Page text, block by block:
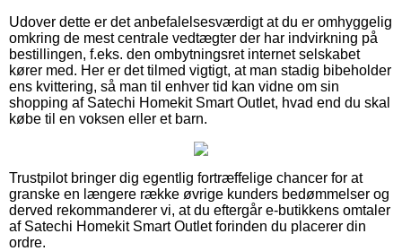
Udover dette er det anbefalelsesværdigt at du er omhyggelig
omkring de mest centrale vedtægter der har indvirkning på
bestillingen, f.eks. den ombytningsret internet selskabet
kører med. Her er det tilmed vigtigt, at man stadig bibeholder
ens kvittering, så man til enhver tid kan vidne om sin
shopping af Satechi Homekit Smart Outlet, hvad end du skal
købe til en voksen eller et barn.
Trustpilot bringer dig egentlig fortræffelige chancer for at
granske en længere række øvrige kunders bedømmelser og
derved rekommanderer vi, at du eftergår e-butikkens omtaler
af Satechi Homekit Smart Outlet forinden du placerer din
ordre.